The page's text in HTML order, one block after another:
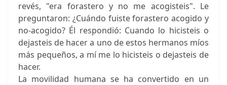
revés, "era forastero y no me acogisteis". Le
preguntaron: ¿Cuándo fuiste forastero acogido y
no-acogido? Él respondió: Cuando lo hicisteis o
dejasteis de hacer a uno de estos hermanos míos
más pequeños, a mí me lo hicisteis o dejasteis de
hacer.
La movilidad humana se ha convertido en un